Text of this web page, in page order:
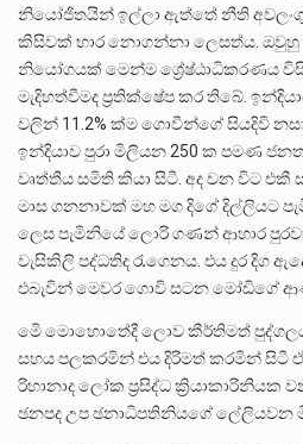
නියෝජිතයින් ඉල්ලා ඇත්තේ නීති
කිසිවක් භාර නොගන්නා ලෙසත්ය. ඔවුහු
නියෝගයක් මෙන්ම ශ්‍රේෂ්ඨාධිකරණය
මැදිහත්වීමද ප්‍රතික්ෂේප කර තිබේ.
වලින් 11.2% ක්ම ගොවීන්ගේ සියදිවි
ඉන්දියාව පුරා මිලියන 250 ක පමණ
වෘත්තීය සමිති කියා සිටී. අද වන විට එකී
මාස ගනනාවක් මහ මග දිගේ දිල්ලියට
ලෙස පැමිනියේ ලොරි ගණන් ආහාර
වැසිකිලි පද්ධතිද රැගෙනය. එය දුර දිග
එබැවින් මෙවර ගොවි සටන මෝඩිගේ
මෙි මොහොතේදී ලොව කීර්තිමත්
සහය පලකරමින් එය දිරිමත් කරමින් සිටී ඒ
රිහානාද ලෝක ප්‍රසිද්ධ ක්‍රියාකාරිනියක
ඡනපද උප ඡනාධිපතිනියගේ ලේලියවන